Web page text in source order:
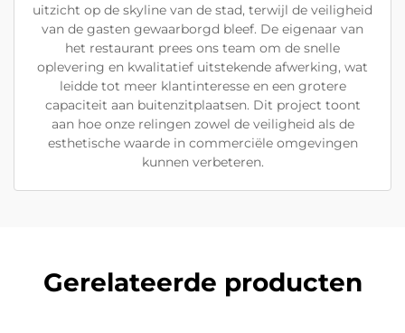
uitzicht op de skyline van de stad, terwijl de veiligheid
van de gasten gewaarborgd bleef. De eigenaar van
het restaurant prees ons team om de snelle
oplevering en kwalitatief uitstekende afwerking, wat
leidde tot meer klantinteresse en een grotere
capaciteit aan buitenzitplaatsen. Dit project toont
aan hoe onze relingen zowel de veiligheid als de
esthetische waarde in commerciële omgevingen
kunnen verbeteren.
Gerelateerde producten